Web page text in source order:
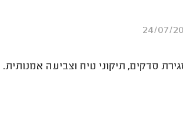
סדקים, תיקוני טיח וצביעה אמנותית.